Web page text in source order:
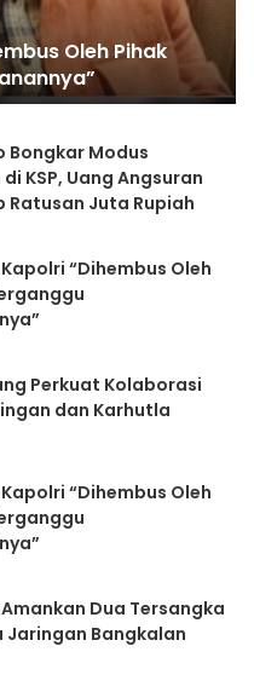
Kolaborasi
Bongkar Modus
KSP, Uang Angsuran
Ratusan Juta Rupiah
“Dihembus Oleh
Perkuat Kolaborasi
dan Karhutla
“Dihembus Oleh
Dua Tersangka
Jaringan Bangkalan